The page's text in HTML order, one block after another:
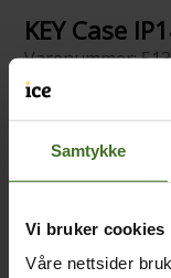
Samtykke
Vi bruker cookies
Våre nettsider
KEY Case
Varenummer:
GTIN/EAN: